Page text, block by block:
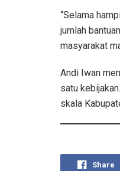
“Selama
jumlah
masyarakat
Andi Iwan
satu
skala
Share